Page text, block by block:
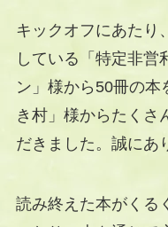
キックオフにあたり
している「特定非営
ン」様から50冊の本
き村」様からたくさ
だきました。誠にあ
読み終えた本がくる